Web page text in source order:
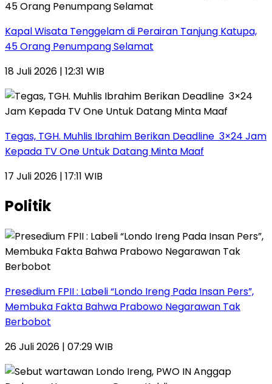
Kapal Wisata Tenggelam di Perairan Tanjung Katupa,
45 Orang Penumpang Selamat
18 Juli 2026 | 12:31 WIB
Tegas, TGH. Muhlis Ibrahim Berikan Deadline 3×24 Jam
Kepada TV One Untuk Datang Minta Maaf
17 Juli 2026 | 17:11 WIB
Politik
Presedium FPII : Labeli “Londo Ireng Pada Insan Pers”,
Membuka Fakta Bahwa Prabowo Negarawan Tak
Berbobot
26 Juli 2026 | 07:29 WIB